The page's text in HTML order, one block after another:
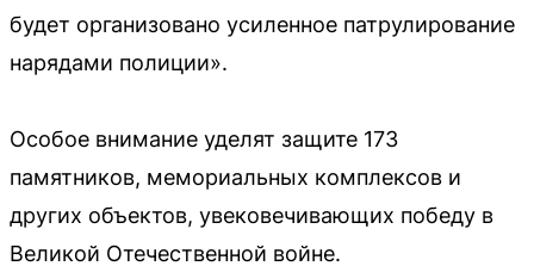
будет организовано усиленное патрулирование
нарядами полиции».
Особое внимание уделят защите 173
памятников, мемориальных комплексов и
других объектов, увековечивающих победу в
Великой Отечественной войне.